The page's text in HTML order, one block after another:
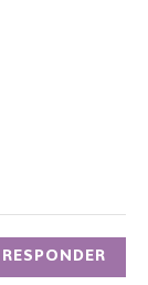
RESPONDER